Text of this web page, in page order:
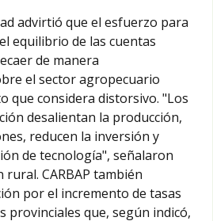
advirtió que el esfuerzo para
equilibrio de las cuentas
de manera
el sector agropecuario
que considera distorsivo. "Los
desalientan la producción,
reducen la inversión y
de tecnología", señalaron
CARBAP también
por el incremento de tasas
provinciales que, según indicó,